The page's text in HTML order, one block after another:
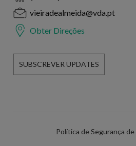
vieiradealmeida@vda.pt
Obter Direções
SUBSCREVER UPDATES
Política de Segurança